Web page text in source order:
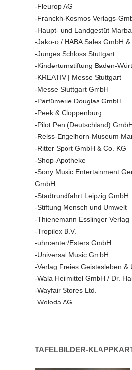
-Fleurop AG
-Franckh-Kosmos Verlags-
-Haupt- und Landgestüt
-Jako-o / HABA Sales GmbH &
-Junges Schloss Stuttgart
-Kinderturnstiftung Baden-
-KREATIV | Messe Stuttgart
-Messe Stuttgart GmbH
-Parfümerie Douglas GmbH
-Peek & Cloppenburg
-Pilot Pen (Deutschland) GmbH
-Reiss-Engelhorn-Museum
-Ritter Sport GmbH & Co. KG
-Shop-Apotheke
-Sony Music Entertainment
GmbH
-Stadtrundfahrt Leipzig GmbH
-Stiftung Mensch und Umwelt
-Thienemann Esslinger Verlag
-Tropilex B.V.
-uhrcenter/Esters GmbH
-Universal Music GmbH
-Verlag Freies Geistesleben &
-Wala Heilmittel GmbH / Dr.
-Wayfair Stores Ltd.
-Weleda AG
TAFELBILDER-